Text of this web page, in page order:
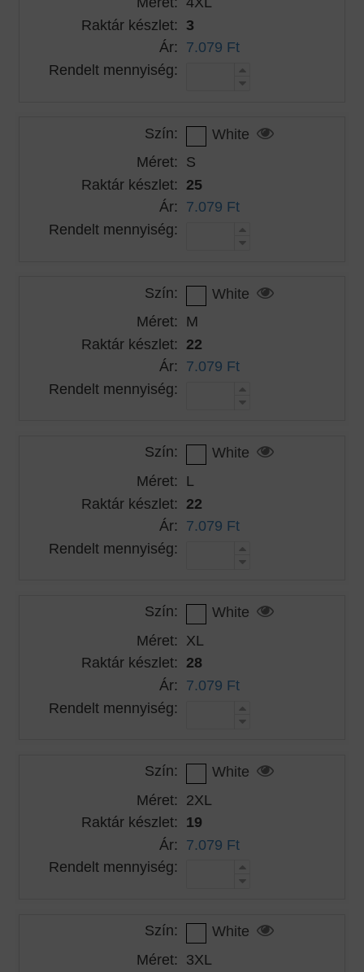
Raktár készlet: 3
Ár: 7.079 Ft
Rendelt mennyiség:
Szín:
White
Méret: S
Raktár készlet: 25
Ár: 7.079 Ft
Rendelt mennyiség:
Szín:
White
Méret: M
Raktár készlet: 22
Ár: 7.079 Ft
Rendelt mennyiség:
Szín:
White
Méret: L
Raktár készlet: 22
Ár: 7.079 Ft
Rendelt mennyiség:
Szín:
White
Méret: XL
Raktár készlet: 28
Ár: 7.079 Ft
Rendelt mennyiség:
Szín:
White
Méret: 2XL
Raktár készlet: 19
Ár: 7.079 Ft
Rendelt mennyiség:
Szín:
White
Méret: 3XL